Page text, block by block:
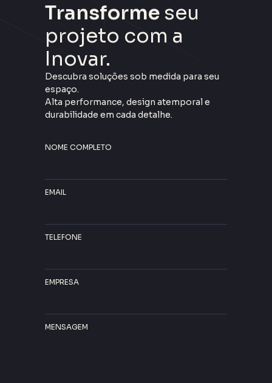
Transforme seu
projeto com a
Inovar.
Descubra soluções sob medida para seu
espaço.
Alta performance, design atemporal e
durabilidade em cada detalhe.
NOME COMPLETO
EMAIL
TELEFONE
EMPRESA
MENSAGEM